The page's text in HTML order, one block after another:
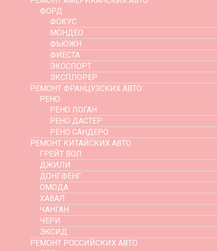
ФОРД
ФОКУС
МОНДЕО
ФЬЮЖН
ФИЕСТА
ЭКОСПОРТ
ЭКСПЛОРЕР
РЕМОНТ ФРАНЦУЗСКИХ АВТО
РЕНО
РЕНО ЛОГАН
РЕНО ДАСТЕР
РЕНО САНДЕРО
РЕМОНТ КИТАЙСКИХ АВТО
ГРЕЙТ ВОЛ
ДЖИЛИ
ДОНГФЕНГ
ОМОДА
ХАВАЛ
ЧАНГАН
ЧЕРИ
ЭКСИД
РЕМОНТ РОССИЙСКИХ АВТО